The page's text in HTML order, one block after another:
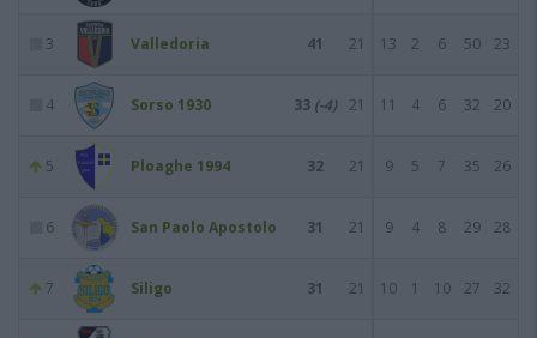
3 Valledoria 41 21 13 2 6 50 23
4 Sorso 1930 33 (-4) 21 11 4 6 32 20
5 Ploaghe 1994 32 21 9 5 7 35 26
6 San Paolo Apostolo 31 21 9 4 8 29 28
7 Siligo 31 21 10 1 10 27 32